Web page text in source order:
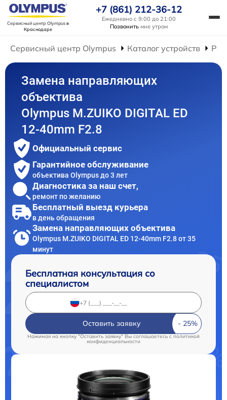
Сервисный центр Olympusв
Краснодаре
+7 (861) 212-36-12
Ежедневно с 9:00 до 21:00
Позвонить мне утром
Сервисный центр Olympus Каталог устройств
Замена направляющих
объектива
Olympus M.ZUIKO DIGITAL ED
12-40mm F2.8
Официальный сервис
Гарантийное обслуживание
объектива Olympus до 3 лет
Диагностика за наш счет,
ремонт по желанию
Бесплатный выезд курьера
в день обращения
Замена направляющих объектива
Olympus M.ZUIKO DIGITAL ED 12-40mm F2.8 от 35
минут
Бесплатная консультация со
специалистом
Оставить заявку
Нажимая на кнопку "Оставить заявку" Вы соглашаетесь c политикой
конфиденциальности